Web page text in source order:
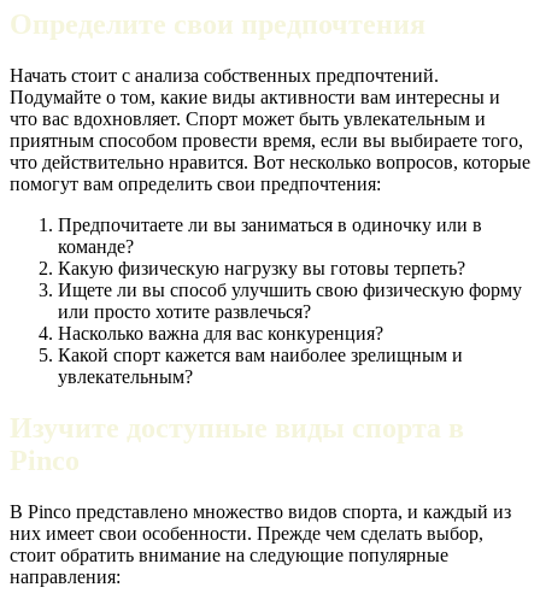
Определите свои предпочтения
Начать стоит с анализа собственных предпочтений.
Подумайте о том, какие виды активности вам интересны и
что вас вдохновляет. Спорт может быть увлекательным и
приятным способом провести время, если вы выбираете того,
что действительно нравится. Вот несколько вопросов, которые
помогут вам определить свои предпочтения:
Предпочитаете ли вы заниматься в одиночку или в
команде?
Какую физическую нагрузку вы готовы терпеть?
Ищете ли вы способ улучшить свою физическую форму
или просто хотите развлечься?
Насколько важна для вас конкуренция?
Какой спорт кажется вам наиболее зрелищным и
увлекательным?
Изучите доступные виды спорта в
Pinco
В Pinco представлено множество видов спорта, и каждый из
них имеет свои особенности. Прежде чем сделать выбор,
стоит обратить внимание на следующие популярные
направления: